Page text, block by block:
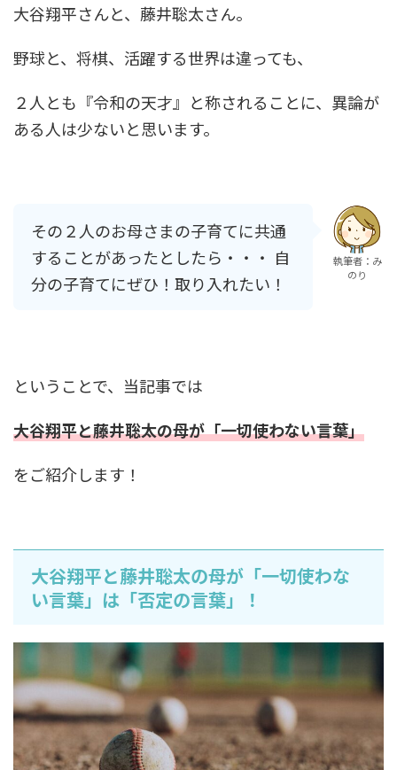
大谷翔平さんと、藤井聡太さん。
野球と、将棋、活躍する世界は違っても、
２人とも『令和の天才』と称されることに、異論が
ある人は少ないと思います。
その２人のお母さまの子育てに共通
することがあったとしたら・・・ 自
分の子育てにぜひ！取り入れたい！
執筆者：み
のり
ということで、当記事では
大谷翔平と藤井聡太の母が「一切使わない言葉」
をご紹介します！
大谷翔平と藤井聡太の母が「一切使わな
い言葉」は「否定の言葉」！